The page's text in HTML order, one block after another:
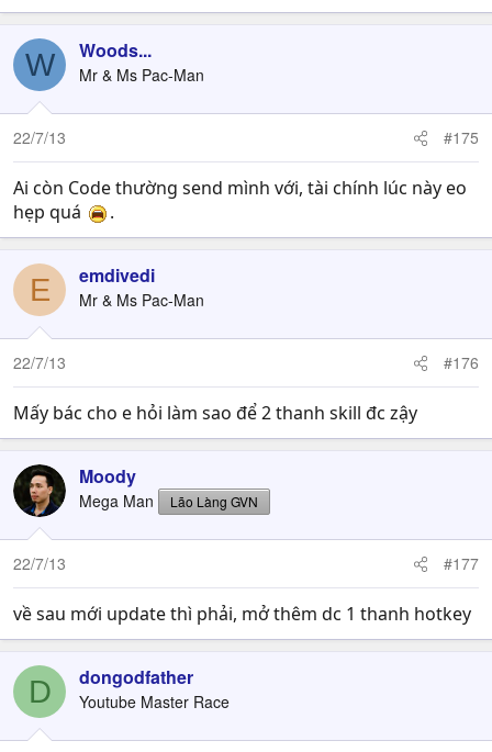
W Woods...
Mr & Ms Pac-Man
22/7/13 #175
Ai còn Code thường send mình với, tài chính lúc này eo
hẹp quá
.
E emdivedi
Mr & Ms Pac-Man
22/7/13 #176
Mấy bác cho e hỏi làm sao để 2 thanh skill đc zậy
Moody
Mega Man Lão Làng GVN
22/7/13 #177
về sau mới update thì phải, mở thêm dc 1 thanh hotkey
D dongodfather
Youtube Master Race